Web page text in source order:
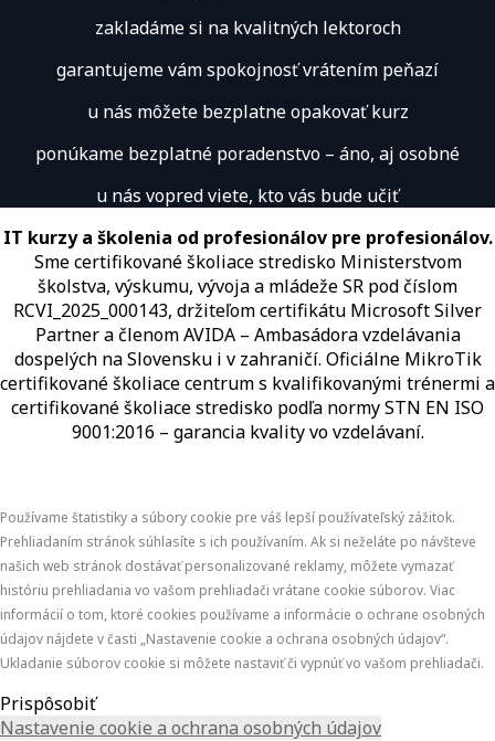
zakladáme si na kvalitných lektoroch
garantujeme vám spokojnosť vrátením peňazí
u nás môžete bezplatne opakovať kurz
ponúkame bezplatné poradenstvo – áno, aj osobné
u nás vopred viete, kto vás bude učiť
IT kurzy a školenia od profesionálov pre profesionálov.
Sme certifikované školiace stredisko Ministerstvom
školstva, výskumu, vývoja a mládeže SR pod číslom
RCVI_2025_000143, držiteľom certifikátu Microsoft Silver
Partner a členom AVIDA – Ambasádora vzdelávania
dospelých na Slovensku i v zahraničí.​​​​​​​​​​​​​​​​ Oficiálne MikroTik
certifikované školiace centrum s kvalifikovanými trénermi ​​​​​​​​​​a
certifikované školiace stredisko podľa normy STN EN ISO
9001:2016 – garancia kvality vo vzdelávaní.
Používame štatistiky a súbory cookie pre váš lepší používateľský zážitok.
Prehliadaním stránok súhlasíte s ich používaním. Ak si neželáte po návšteve
našich web stránok dostávať personalizované reklamy, môžete vymazať
históriu prehliadania vo vašom prehliadači vrátane cookie súborov. Viac
informácií o tom, ktoré cookies používame a informácie o ochrane osobných
údajov nájdete v časti „Nastavenie cookie a ochrana osobných údajov“.
Ukladanie súborov cookie si môžete nastaviť či vypnúť vo vašom prehliadači.
Prispôsobiť
Nastavenie cookie a ochrana osobných údajov